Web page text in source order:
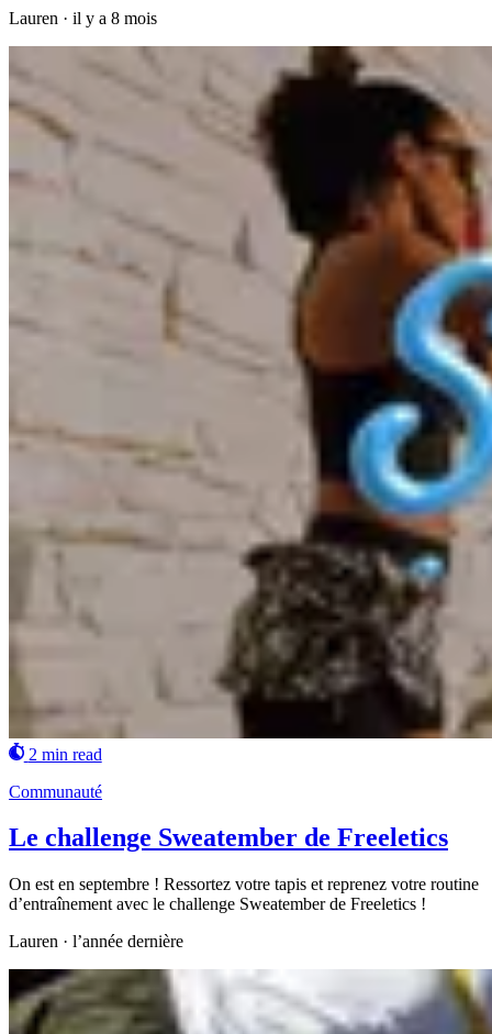
Lauren · il y a 8 mois
2 min read
Communauté
Le challenge Sweatember de Freeletics
On est en septembre ! Ressortez votre tapis et reprenez votre routine
d’entraînement avec le challenge Sweatember de Freeletics !
Lauren · l’année dernière